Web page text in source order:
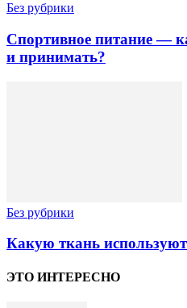
Без рубрики
Спортивное питание —
и принимать?
Без рубрики
Какую ткань
ЭТО ИНТЕРЕСНО